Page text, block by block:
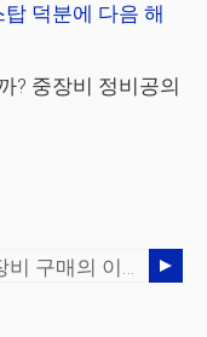
덕분에 다음 해
? 중장비 정비공의
중고 장비 구매의 이점